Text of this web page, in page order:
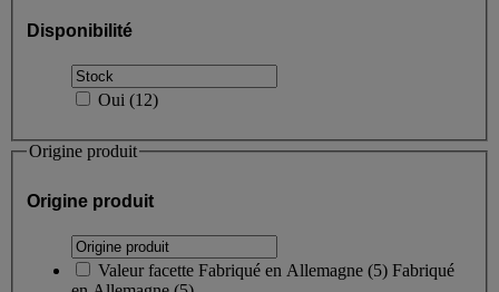
Disponibilité
Oui (12)
Origine produit
Origine produit
Valeur facette Fabriqué en Allemagne (5) Fabriqué